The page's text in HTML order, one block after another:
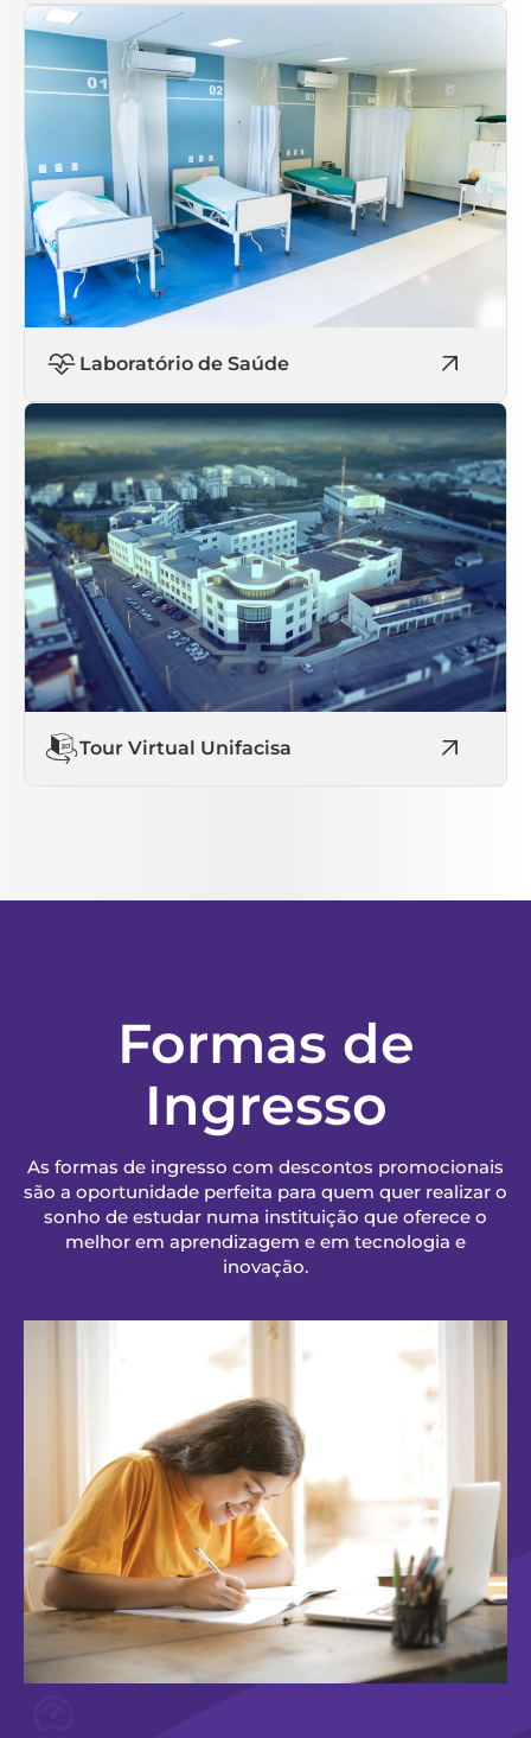
Laboratório de Saúde
Tour Virtual Unifacisa
Formas de
Ingresso
As formas de ingresso com descontos promocionais
são a oportunidade perfeita para quem quer realizar o
sonho de estudar numa instituição que oferece o
melhor em aprendizagem e em tecnologia e
inovação.